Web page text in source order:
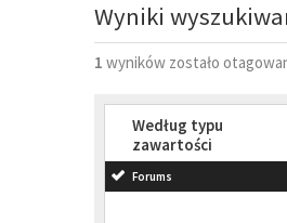
Wyniki
1 wyników zostało
Według typu
zawartości
Forums